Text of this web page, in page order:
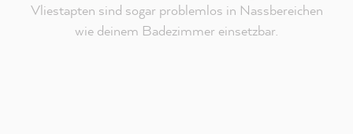
Vliestapten sind sogar problemlos in Nassbereichen
wie deinem Badezimmer einsetzbar.
Redaktioneller Inhalt vom